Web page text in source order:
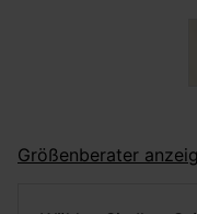
Größenberater